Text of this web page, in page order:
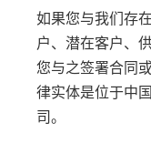
如果您与我们存
户、潜在客户、
您与之签署合同
律实体是位于中
司。